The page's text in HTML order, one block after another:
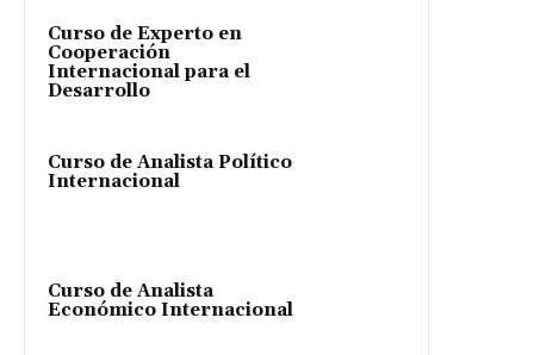
Curso de Experto en
Cooperación
Internacional para el
Desarrollo
Curso de Analista Político
Internacional
Curso de Analista
Económico Internacional